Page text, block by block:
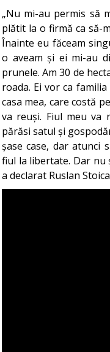
„Nu mi-au permis să
plătit la o firmă ca să-
Înainte eu făceam
o aveam și ei mi-au
prunele. Am 30 de
roada. Ei vor ca
casa mea, care costă
va reuși. Fiul meu va
părăsi satul și
șase case, dar atunci
fiul la libertate. Dar nu
a declarat Ruslan